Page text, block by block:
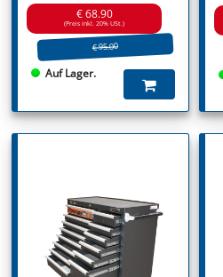
€ 68.90
(Preis inkl. 20% USt.)
€ 95.00
Auf Lager.